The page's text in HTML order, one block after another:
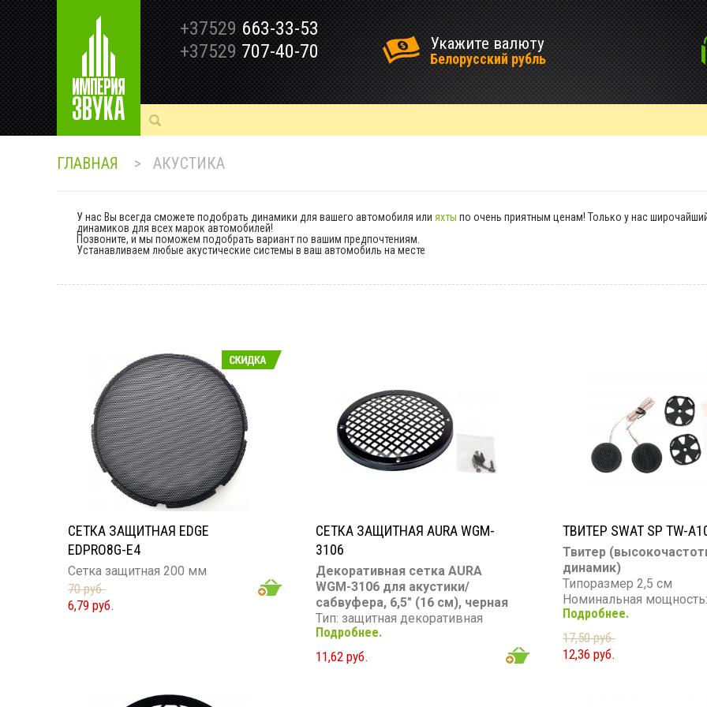
+37529 663-33-53
+37529 707-40-70 Укажите валюту
Белорусский рубль
ГЛАВНАЯ > АКУСТИКА
У нас Вы всегда сможете подобрать динамики для вашего автомобиля или яхты по очень приятным ценам! Только у нас
динамиков для всех марок автомобилей!
Позвоните, и мы поможем подобрать вариант по вашим предпочтениям.
Устанавливаем любые акустические системы в ваш автомобиль на месте
СЕТКА ЗАЩИТНАЯ EDGE
EDPRO8G-E4
Сетка защитная 200 мм
70 руб.
6,79 руб.
СЕТКА ЗАЩИТНАЯ AURA WGM-
3106
Декоративная сетка AURA
WGM-3106 для акустики/
сабвуфера, 6,5″ (16 см), черная
Тип: защитная декоративная
сетка
Диаметр: 6,5″ (16 см)
Цвет: черный
Подробнее.
11,62 руб.
ТВИТЕР SWAT SP TW-
Твитер
динамик)
Типоразмер 2,5 см
Номинальная
Максимальная
Диапазон частот: 5 000
Чувствительность: 97 дБ
Сопротивление: 4 Ом
Подробнее.
17,50 руб.
12,36 руб.